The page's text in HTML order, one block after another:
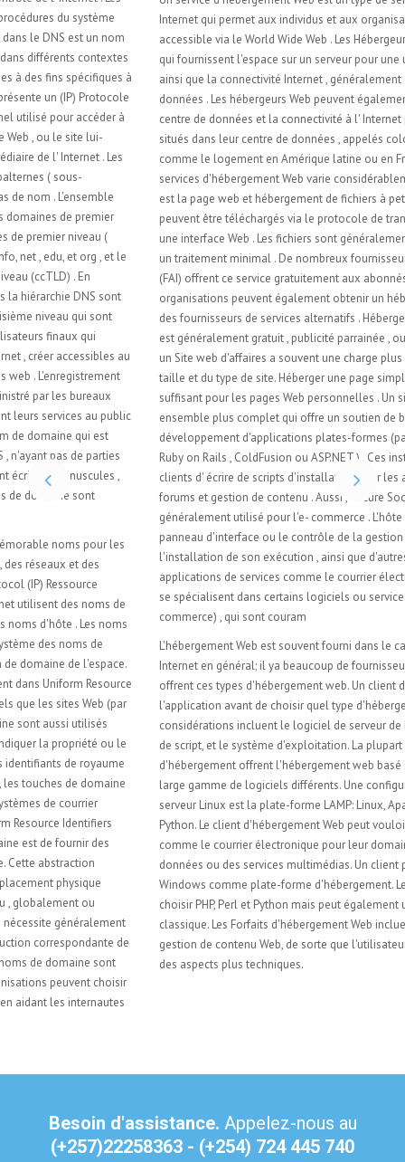
Internet qui permet aux individus et aux organisations de rendre leur site
accessible via le World Wide Web . Les Hébergeurs Web sont des sociétés
qui fournissent l'espace sur un serveur pour une utilisation par les clients ,
ainsi que la connectivité Internet , généralement dans un centre de
données . Les hébergeurs Web peuvent également offrir un espace de
centre de données et la connectivité à l' Internet pour d'autres serveurs
situés dans leur centre de données , appelés colocation , aussi connu
comme le logement en Amérique latine ou en France. La portée des
services d'hébergement Web varie considérablement . Le plus fondamental
est la page web et hébergement de fichiers à petite échelle , où les fichiers
peuvent être téléchargés via le protocole de transfert de fichiers ( FTP ) ou
une interface Web . Les fichiers sont généralement livrés sur le Web avec
un traitement minimal . De nombreux fournisseurs de services Internet
(FAI) offrent ce service gratuitement aux abonnés . Les individus et les
organisations peuvent également obtenir un hébergement de pages Web
des fournisseurs de services alternatifs . Héberger un Site Web personnel
est généralement gratuit , publicité parrainée , ou peu coûteux. Héberger
un Site web d'affaires a souvent une charge plus élevée en fonction de la
taille et du type de site. Héberger une page simple est généralement
suffisant pour les pages Web personnelles . Un site complexe nécessite un
ensemble plus complet qui offre un soutien de base de données et le
développement d'applications plates-formes (par exemple, PHP , Java ,
Ruby on Rails , ColdFusion ou ASP.NET ) . Ces installations permettent aux
clients d' écrire de scripts d'installation pour les applications comme les
forums et gestion de contenu . Aussi , Secure Sockets Layer ( SSL ) est
généralement utilisé pour l'e- commerce . L'hôte peut également fournir un
panneau d'interface ou le contrôle de la gestion du serveur Web et
l'installation de son exécution , ainsi que d'autres modules et des
applications de services comme le courrier électronique . Certains hôtes
se spécialisent dans certains logiciels ou services (par exemple, e -
commerce) , qui sont couram
L'hébergement Web est souvent fourni dans le cadre d'un plan d'accès à
Internet en général; il ya beaucoup de fournisseurs gratuits et payants qui
offrent ces types d'hébergement web. Un client doit évaluer les besoins de
l'application avant de choisir quel type d'hébergement à utiliser. Ces
considérations incluent le logiciel de serveur de base de données, logiciel
de script, et le système d'exploitation. La plupart des fournisseurs
d'hébergement offrent l'hébergement web basé sur Linux qui offre une
large gamme de logiciels différents. Une configuration typique pour un
serveur Linux est la plate-forme LAMP: Linux, Apache, MySQL et PHP / Perl /
Python. Le client d'hébergement Web peut vouloir avoir d'autres services,
comme le courrier électronique pour leur domaine d'activité, les bases de
données ou des services multimédias. Un client peut également choisir
Windows comme plate-forme d'hébergement. Le client peut toujours
choisir PHP, Perl et Python mais peut également utiliser l'ASP. Net ou ASP
classique. Les Forfaits d'hébergement Web incluent souvent un système de
gestion de contenu Web, de sorte que l'utilisateur final n'a pas à se soucier
des aspects plus techniques.
Envoyez-nous un email